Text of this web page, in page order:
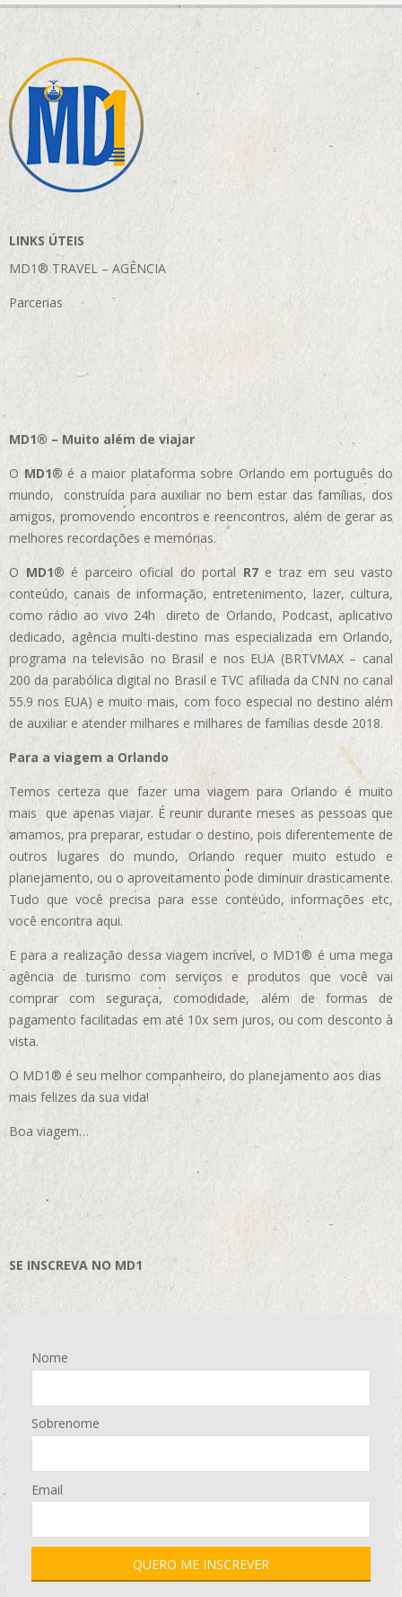
LINKS ÚTEIS
MD1® TRAVEL – AGÊNCIA
Parcerias
MD1® – Muito além de viajar
O MD1® é a maior plataforma sobre Orlando em português do
mundo, construída para auxiliar no bem estar das famílias, dos
amigos, promovendo encontros e reencontros, além de gerar as
melhores recordações e memórias.
OMD1® é parceiro oficial do portal R7e traz em seu vasto
conteúdo, canais de informação, entretenimento, lazer, cultura,
como rádio ao vivo 24h direto de Orlando, Podcast, aplicativo
dedicado, agência multi-destino mas especializada em Orlando,
programa na televisão no Brasil e nos EUA (BRTVMAX – canal
200 da parabólica digital no Brasil e TVC afiliada da CNN no canal
55.9 nos EUA) e muito mais, com foco especial no destino além
de auxiliar e atender milhares e milhares de famílias desde 2018.
Para a viagem a Orlando
Temos certeza que fazer uma viagem para Orlando é muito
mais que apenas viajar. É reunir durante meses as pessoas que
amamos, pra preparar, estudar o destino, pois diferentemente de
outros lugares do mundo, Orlando requer muito estudo e
planejamento, ou o aproveitamento pode diminuir drasticamente.
Tudo que você precisa para esse conteúdo, informações etc,
você encontra aqui.
E para a realização dessa viagem incrível, o MD1® é uma mega
agência de turismo com serviços e produtos que você vai
comprar com seguraça, comodidade, além de formas de
pagamento facilitadas em até 10x sem juros, ou com desconto à
vista.
O MD1® é seu melhor companheiro, do planejamento aos dias
mais felizes da sua vida!
Boa viagem…
SE INSCREVA NO MD1
Nome
Sobrenome
Email